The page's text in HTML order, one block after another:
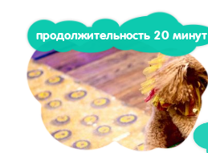
продолжительность 20 минут